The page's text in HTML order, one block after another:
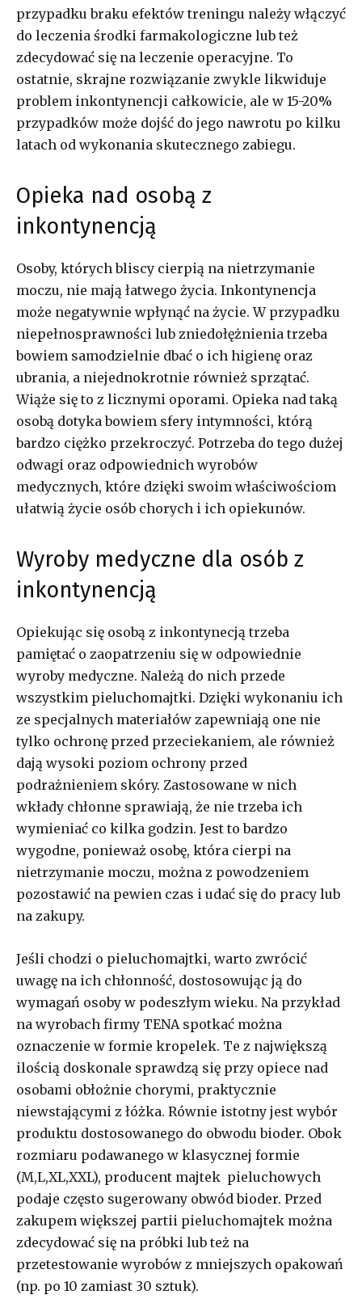
przypadku braku efektów treningu należy włączyć
do leczenia środki farmakologiczne lub też
zdecydować się na leczenie operacyjne. To
ostatnie, skrajne rozwiązanie zwykle likwiduje
problem inkontynencji całkowicie, ale w 15-20%
przypadków może dojść do jego nawrotu po kilku
latach od wykonania skutecznego zabiegu.
Opieka nad osobą z
inkontynencją
Osoby, których bliscy cierpią na nietrzymanie
moczu, nie mają łatwego życia. Inkontynencja
może negatywnie wpłynąć na życie. W przypadku
niepełnosprawności lub zniedołężnienia trzeba
bowiem samodzielnie dbać o ich higienę oraz
ubrania, a niejednokrotnie również sprzątać.
Wiąże się to z licznymi oporami. Opieka nad taką
osobą dotyka bowiem sfery intymności, którą
bardzo ciężko przekroczyć. Potrzeba do tego dużej
odwagi oraz odpowiednich wyrobów
medycznych, które dzięki swoim właściwościom
ułatwią życie osób chorych i ich opiekunów.
Wyroby medyczne dla osób z
inkontynencją
Opiekując się osobą z inkontynecją trzeba
pamiętać o zaopatrzeniu się w odpowiednie
wyroby medyczne. Należą do nich przede
wszystkim pieluchomajtki. Dzięki wykonaniu ich
ze specjalnych materiałów zapewniają one nie
tylko ochronę przed przeciekaniem, ale również
dają wysoki poziom ochrony przed
podrażnieniem skóry. Zastosowane w nich
wkłady chłonne sprawiają, że nie trzeba ich
wymieniać co kilka godzin. Jest to bardzo
wygodne, ponieważ osobę, która cierpi na
nietrzymanie moczu, można z powodzeniem
pozostawić na pewien czas i udać się do pracy lub
na zakupy.
Jeśli chodzi o pieluchomajtki, warto zwrócić
uwagę na ich chłonność, dostosowując ją do
wymagań osoby w podeszłym wieku. Na przykład
na wyrobach firmy TENA spotkać można
oznaczenie w formie kropelek. Te z największą
ilością doskonale sprawdzą się przy opiece nad
osobami obłożnie chorymi, praktycznie
niewstającymi z łóżka. Równie istotny jest wybór
produktu dostosowanego do obwodu bioder. Obok
rozmiaru podawanego w klasycznej formie
(M,L,XL,XXL), producent majtek pieluchowych
podaje często sugerowany obwód bioder. Przed
zakupem większej partii pieluchomajtek można
zdecydować się na próbki lub też na
przetestowanie wyrobów z mniejszych opakowań
(np. po 10 zamiast 30 sztuk).